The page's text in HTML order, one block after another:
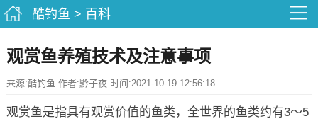
酷钓鱼 > 百科
观赏鱼养殖技术及注意事项
来源:酷钓鱼 作者:黔子夜 时间:2021-10-19 12:56:18
观赏鱼是指具有观赏价值的鱼类，全世界的鱼类约有3～5